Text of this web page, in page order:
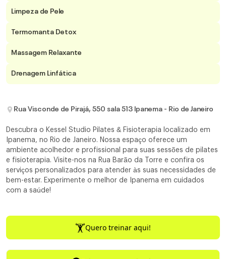
Limpeza de Pele
Termomanta Detox
Massagem Relaxante
Drenagem Linfática
Rua Visconde de Pirajá, 550 sala 513 Ipanema - Rio de Janeiro
Descubra o Kessel Studio Pilates & Fisioterapia localizado em
Ipanema, no Rio de Janeiro. Nossa espaço oferece um
ambiente acolhedor e profissional para suas sessões de pilates
e fisioterapia. Visite-nos na Rua Barão da Torre e confira os
serviços personalizados para atender às suas necessidades de
bem-estar. Experimente o melhor de Ipanema em cuidados
com a saúde!
Quero treinar aqui!